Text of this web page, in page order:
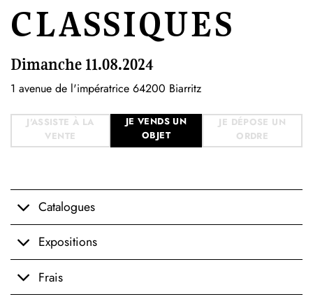
CLASSIQUES
Dimanche 11.08.2024
1 avenue de l'impératrice 64200 Biarritz
J'ASSISTE À LA
VENTE
JE VENDS UN
OBJET
JE DÉPOSE UN
ORDRE
Catalogues
Expositions
Frais